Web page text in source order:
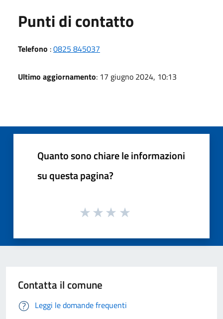
Punti di contatto
Telefono :0825 845037
Ultimo aggiornamento: 17 giugno 2024, 10:13
Quanto sono chiare le informazioni
su questa pagina?
Contatta il comune
Leggi le domande frequenti